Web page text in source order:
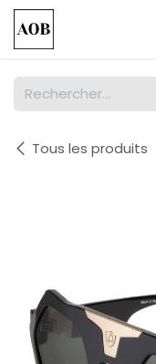
Se rendre au contenu
Tous les produits